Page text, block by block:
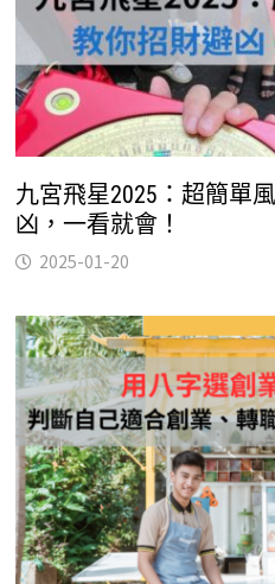
九宮飛星2025：超簡單
凶，一看就會！
2025-01-20